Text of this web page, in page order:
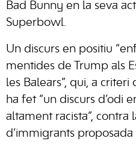
Bad Bunny en la seva
Superbowl.
Un discurs en positiu
mentides de Trump als
les Balears”, qui, a
ha fet “un discurs d’odi
altament racista”, contra
d’immigrants proposada